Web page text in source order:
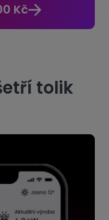
Kč
tolik